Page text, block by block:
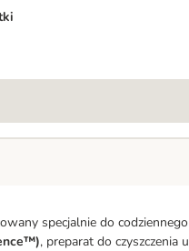
specjalnie do
, preparat do czyszczenia